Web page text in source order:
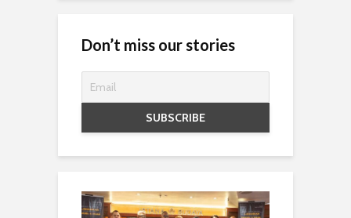
Don’t miss our stories